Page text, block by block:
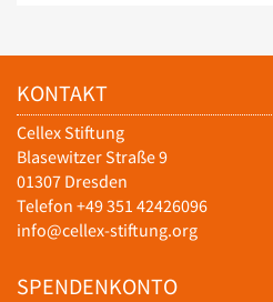
KONTAKT
Cellex Stiftung
Blasewitzer Straße 9
01307 Dresden
Telefon +49 351 42426096
info@cellex-stiftung.org
SPENDENKONTO